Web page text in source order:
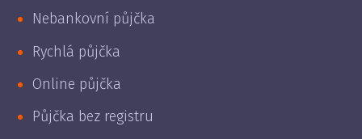
Nebankovní půjčka
Rychlá půjčka
Online půjčka
Půjčka bez registru